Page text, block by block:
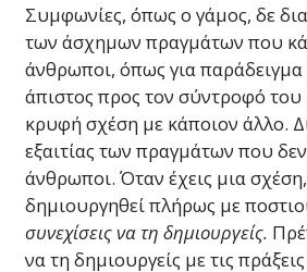
Συμφωνίες, όπως ο γάμος, δε
των άσχημων πραγμάτων που
άνθρωποι, όπως για παράδειγμα
άπιστος προς τον σύντροφό του
κρυφή σχέση με κάποιον άλλο.
εξαιτίας των πραγμάτων που
άνθρωποι. Όταν έχεις μια
δημιουργηθεί πλήρως με
συνεχίσεις να τη δημιουργείς.
να τη δημιουργείς με τις